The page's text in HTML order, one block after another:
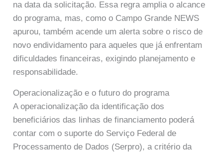
na data da solicitação. Essa regra amplia o alcance
do programa, mas, como o Campo Grande NEWS
apurou, também acende um alerta sobre o risco de
novo endividamento para aqueles que já enfrentam
dificuldades financeiras, exigindo planejamento e
responsabilidade.
Operacionalização e o futuro do programa
A operacionalização da identificação dos
beneficiários das linhas de financiamento poderá
contar com o suporte do Serviço Federal de
Processamento de Dados (Serpro), a critério da